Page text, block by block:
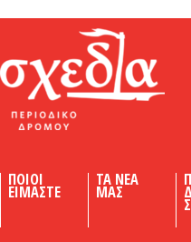
ΠΟΙΟΙ
ΕΙΜΑΣΤΕ
ΤΑ ΝΕΑ
ΜΑΣ